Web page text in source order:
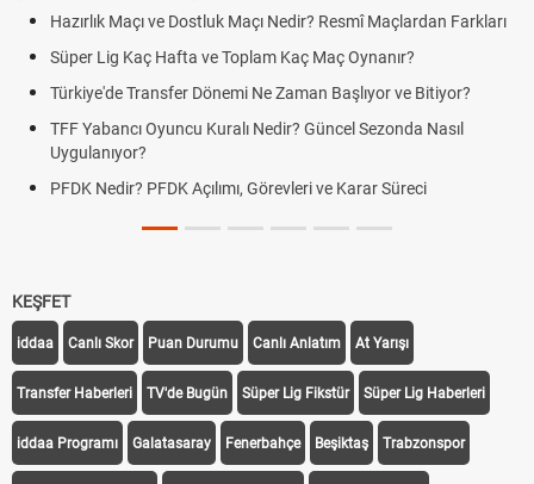
Hazırlık Maçı ve Dostluk Maçı Nedir? Resmî Maçlardan Farkları
Süper Lig Kaç Hafta ve Toplam Kaç Maç Oynanır?
Türkiye'de Transfer Dönemi Ne Zaman Başlıyor ve Bitiyor?
TFF Yabancı Oyuncu Kuralı Nedir? Güncel Sezonda Nasıl
Uygulanıyor?
PFDK Nedir? PFDK Açılımı, Görevleri ve Karar Süreci
KEŞFET
iddaa Canlı Skor Puan Durumu Canlı Anlatım At Yarışı
Transfer Haberleri TV'de Bugün Süper Lig Fikstür Süper Lig Haberleri
iddaa Programı Galatasaray Fenerbahçe Beşiktaş Trabzonspor